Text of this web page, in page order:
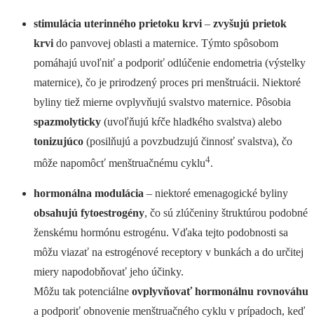
stimulácia uterinného prietoku krvi – zvyšujú prietok
krvi do panvovej oblasti a maternice. Týmto spôsobom
pomáhajú uvoľniť a podporiť odlúčenie endometria (výstelky
maternice), čo je prirodzený proces pri menštruácii. Niektoré
byliny tiež mierne ovplyvňujú svalstvo maternice. Pôsobia
spazmolyticky (uvoľňujú kŕče hladkého svalstva) alebo
tonizujúco (posilňujú a povzbudzujú činnosť svalstva), čo
môže napomôcť menštruačnému cyklu4.
hormonálna modulácia – niektoré emenagogické byliny
obsahujú fytoestrogény, čo sú zlúčeniny štruktúrou podobné
ženskému hormónu estrogénu. Vďaka tejto podobnosti sa
môžu viazať na estrogénové receptory v bunkách a do určitej
miery napodobňovať jeho účinky.
Môžu tak potenciálne ovplyvňovať hormonálnu rovnováhu
a podporiť obnovenie menštruačného cyklu v prípadoch, keď